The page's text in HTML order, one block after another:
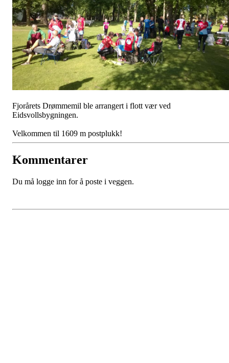
Fjorårets Drømmemil ble arrangert i flott vær ved
Eidsvollsbygningen.
Velkommen til 1609 m postplukk!
Kommentarer
Du må logge inn for å poste i veggen.